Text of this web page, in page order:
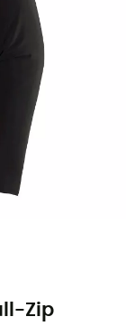
Zip
cieszyć się
Men's
łatwo
Gotowy, aby
odporna na